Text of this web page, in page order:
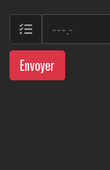
Envoyer